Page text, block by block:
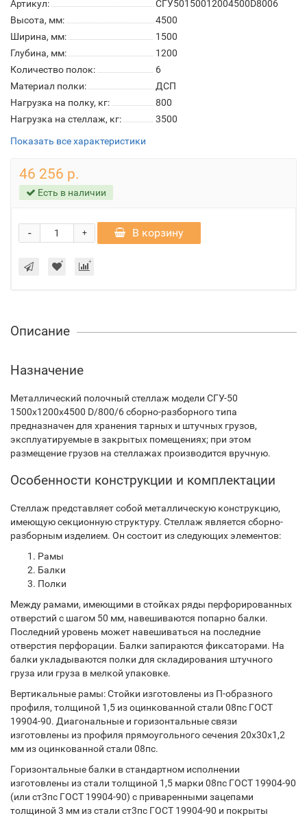
Артикул:
СГУ50150012004500D8006
Высота, мм:
4500
Ширина, мм:
1500
Глубина, мм:
1200
Количество полок:
6
Материал полки:
ДСП
Нагрузка на полку, кг:
800
Нагрузка на стеллаж, кг:
3500
Показать все характеристики
46 256 р.
Есть в наличии
+
- В корзину
Описание
Назначение
Металлический полочный стеллаж модели СГУ-50
1500х1200х4500 D/800/6 сборно-разборного типа
предназначен для хранения тарных и штучных грузов,
эксплуатируемые в закрытых помещениях; при этом
размещение грузов на стеллажах производится вручную.
Особенности конструкции и комплектации
Стеллаж представляет собой металлическую конструкцию,
имеющую секционную структуру. Стеллаж является сборно-
разборным изделием. Он состоит из следующих элементов:
Рамы
Балки
Полки
Между рамами, имеющими в стойках ряды перфорированных
отверстий с шагом 50 мм, навешиваются попарно балки.
Последний уровень может навешиваться на последние
отверстия перфорации. Балки запираются фиксаторами. На
балки укладываются полки для складирования штучного
груза или груза в мелкой упаковке.
Вертикальные рамы: Стойки изготовлены из П-образного
профиля, толщиной 1,5 из оцинкованной стали 08пс ГОСТ
19904-90. Диагональные и горизонтальные связи
изготовлены из профиля прямоугольного сечения 20х30х1,2
мм из оцинкованной стали 08пс.
Горизонтальные балки в стандартном исполнении
изготовлены из стали толщиной 1,5 марки 08пс ГОСТ 19904-90
(или ст3пс ГОСТ 19904-90) с приваренными зацепами
толщиной 3 мм из стали ст3пс ГОСТ 19904-90 и покрыты